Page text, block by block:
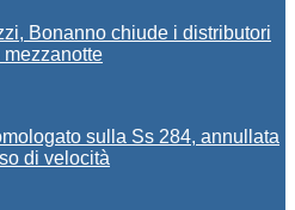
Bonanno chiude i distributori
sulla Ss 284, annullata
di velocità